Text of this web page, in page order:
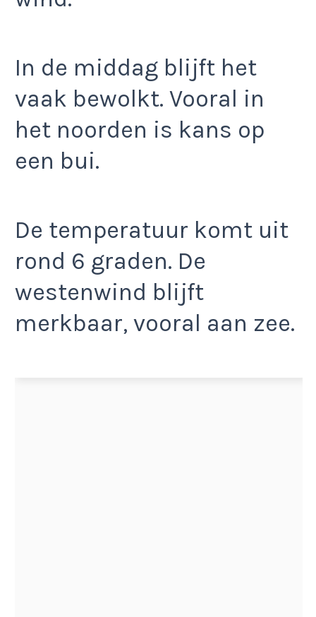
In de middag blijft het
vaak bewolkt. Vooral in
het noorden is kans op
een bui.
De temperatuur komt uit
rond 6 graden. De
westenwind blijft
merkbaar, vooral aan zee.